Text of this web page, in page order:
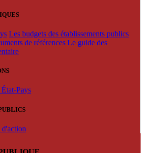
Les budgets des établissements publics
de références Le guide des
Pays
d'action